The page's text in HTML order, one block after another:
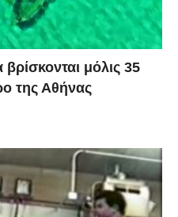
μόλις 35
της Αθήνας